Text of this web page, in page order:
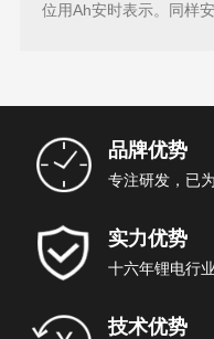
位用Ah安时表示。同样
品牌优势
专注研发，已
实力优势
十六年锂电行
技术优势